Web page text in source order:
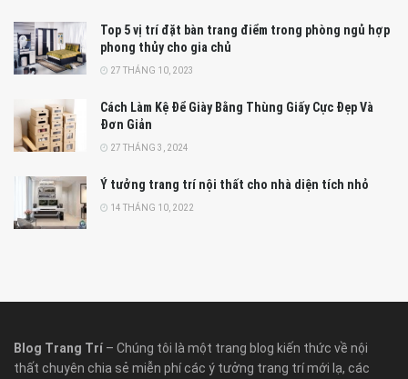
Top 5 vị trí đặt bàn trang điểm trong phòng ngủ hợp
phong thủy cho gia chủ
27 THÁNG 10, 2023
Cách Làm Kệ Để Giày Bằng Thùng Giấy Cực Đẹp Và
Đơn Giản
27 THÁNG 3, 2024
Ý tưởng trang trí nội thất cho nhà diện tích nhỏ
14 THÁNG 10, 2022
Blog Trang Trí – Chúng tôi là một trang blog kiến thức về nội
thất chuyên chia sẻ miễn phí các ý tưởng trang trí mới lạ, các